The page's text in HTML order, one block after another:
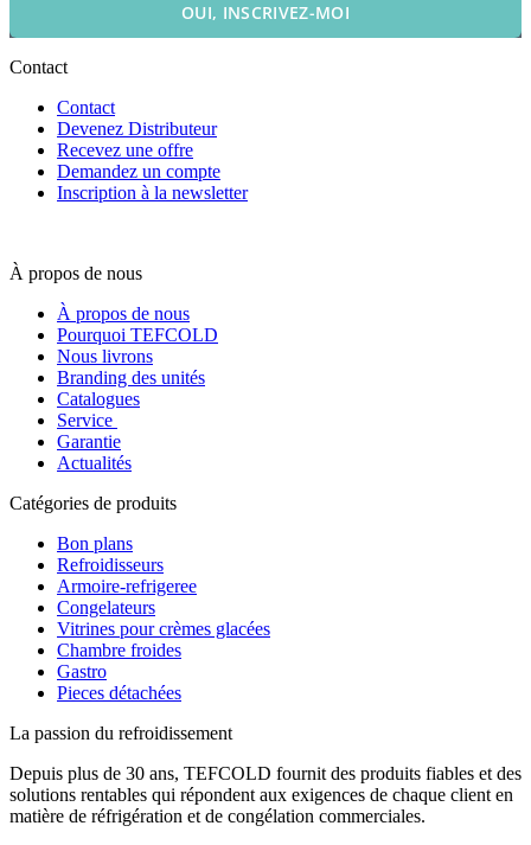
OUI, INSCRIVEZ-MOI
Contact
Contact
Devenez Distributeur
Recevez une offre
Demandez un compte
Inscription à la newsletter
À propos de nous
À propos de nous
Pourquoi TEFCOLD
Nous livrons
Branding des unités
Catalogues
Service
Garantie
Actualités
Catégories de produits
Bon plans
Refroidisseurs
Armoire-refrigeree
Congelateurs
Vitrines pour crèmes glacées
Chambre froides
Gastro
Pieces détachées
La passion du refroidissement
Depuis plus de 30 ans, TEFCOLD fournit des produits fiables et des
solutions rentables qui répondent aux exigences de chaque client en
matière de réfrigération et de congélation commerciales.